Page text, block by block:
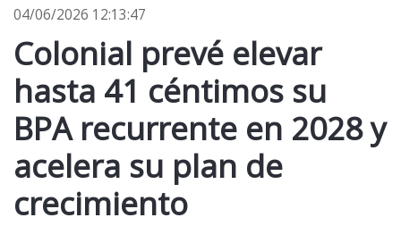
04/06/2026 12:13:47
Colonial prevé elevar
hasta 41 céntimos su
BPA recurrente en 2028 y
acelera su plan de
crecimiento